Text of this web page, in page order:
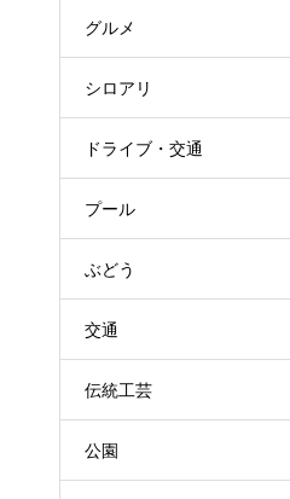
グルメ
シロアリ
ドライブ・交通
プール
ぶどう
交通
伝統工芸
公園